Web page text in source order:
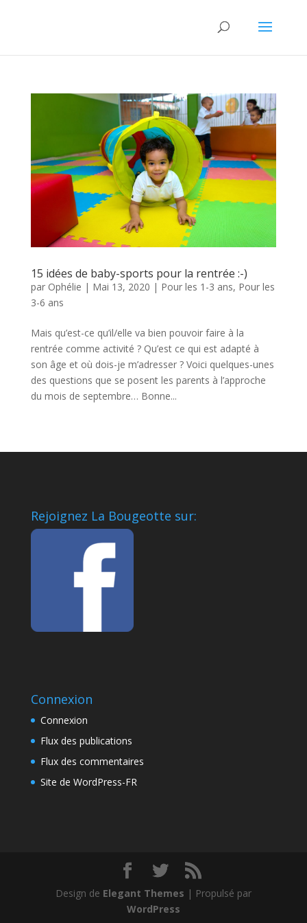
15 idées de baby-sports pour la rentrée :-)
par Ophélie | Mai 13, 2020 | Pour les 1-3 ans, Pour les
3-6 ans
Mais qu’est-ce qu’il/elle va bien pouvoir faire à la
rentrée comme activité ? Qu’est ce qui est adapté à
son âge et où dois-je m’adresser ? Voici quelques-unes
des questions que se posent les parents à l’approche
du mois de septembre… Bonne...
Rejoignez La Bougeotte sur:
Connexion
Connexion
Flux des publications
Flux des commentaires
Site de WordPress-FR
Design de Elegant Themes | Propulsé par
WordPress